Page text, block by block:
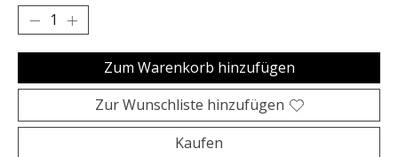
Zum Warenkorb hinzufügen
Zur Wunschliste hinzufügen
Kaufen